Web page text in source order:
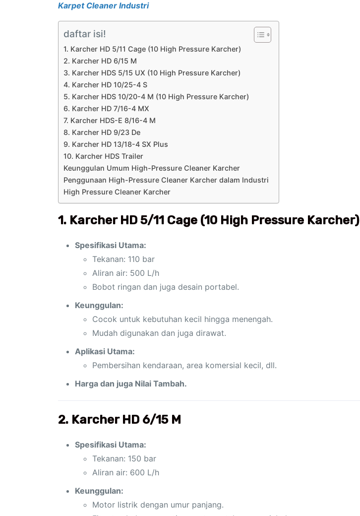
Karpet Cleaner Industri
daftar isi!
1. Karcher HD 5/11 Cage (10 High Pressure Karcher)
2. Karcher HD 6/15 M
3. Karcher HDS 5/15 UX (10 High Pressure Karcher)
4. Karcher HD 10/25-4 S
5. Karcher HDS 10/20-4 M (10 High Pressure Karcher)
6. Karcher HD 7/16-4 MX
7. Karcher HDS-E 8/16-4 M
8. Karcher HD 9/23 De
9. Karcher HD 13/18-4 SX Plus
10. Karcher HDS Trailer
Keunggulan Umum High-Pressure Cleaner Karcher
Penggunaan High-Pressure Cleaner Karcher dalam Industri
High Pressure Cleaner Karcher
1. Karcher HD 5/11 Cage (10 High Pressure Karcher)
Spesifikasi Utama:
Tekanan: 110 bar
Aliran air: 500 L/h
Bobot ringan dan juga desain portabel.
Keunggulan:
Cocok untuk kebutuhan kecil hingga menengah.
Mudah digunakan dan juga dirawat.
Aplikasi Utama:
Pembersihan kendaraan, area komersial kecil, dll.
Harga dan juga Nilai Tambah.
2. Karcher HD 6/15 M
Spesifikasi Utama:
Tekanan: 150 bar
Aliran air: 600 L/h
Keunggulan:
Motor listrik dengan umur panjang.